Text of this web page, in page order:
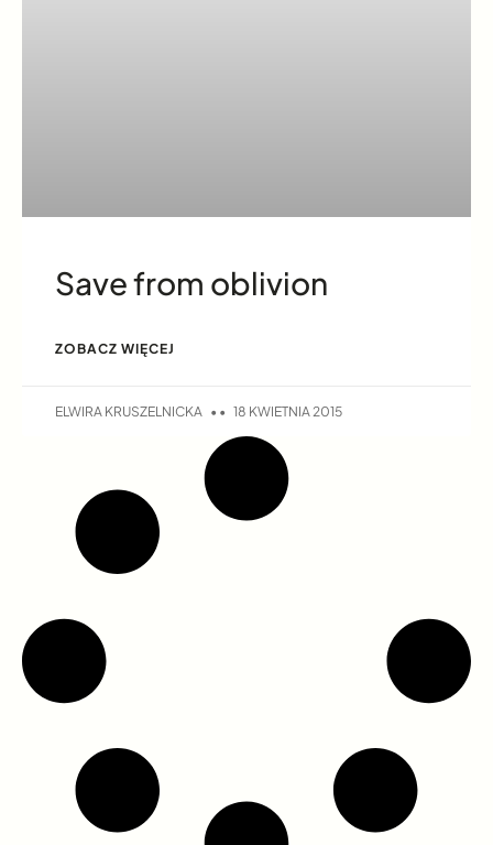
Save from oblivion
ZOBACZ WIĘCEJ
ELWIRA KRUSZELNICKA 18 KWIETNIA 2015